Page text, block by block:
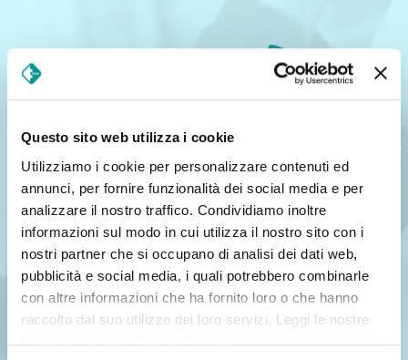
Questo sito web utilizza i cookie
Utilizziamo i cookie per personalizzare contenuti ed
annunci, per fornire funzionalità dei social media e per
analizzare il nostro traffico. Condividiamo inoltre
informazioni sul modo in cui utilizza il nostro sito con i
nostri partner che si occupano di analisi dei dati web,
pubblicità e social media, i quali potrebbero combinarle
con altre informazioni che ha fornito loro o che hanno
raccolto dal suo utilizzo dei loro servizi. Leggi le nostre
Konformitätserklärung
Betriebs- und
Wartungsanleitung komplett
mit Fotos, die das Lesen und
Abfragen erleichtern